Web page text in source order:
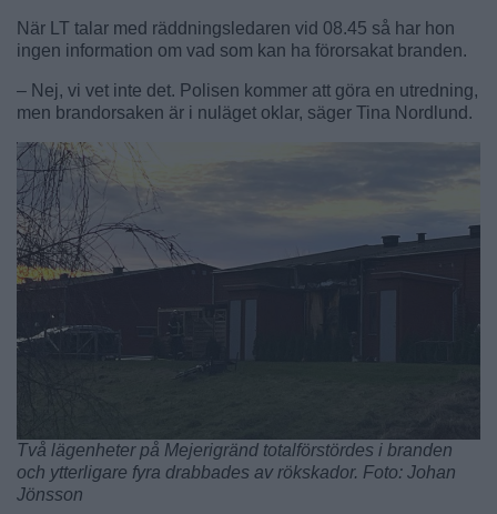
När LT talar med räddningsledaren vid 08.45 så har hon
ingen information om vad som kan ha förorsakat branden.
– Nej, vi vet inte det. Polisen kommer att göra en utredning,
men brandorsaken är i nuläget oklar, säger Tina Nordlund.
Två lägenheter på Mejerigränd totalförstördes i branden
och ytterligare fyra drabbades av rökskador. Foto: Johan
Jönsson